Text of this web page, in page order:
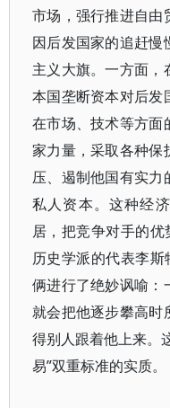
市场，强行推进自由
因后发国家的追赶慢
主义大旗。一方面
本国垄断资本对后发
在市场、技术等方面
家力量，采取各种保
压、遏制他国有实
私人资本。这种经
居，把竞争对手的优
历史学派的代表李斯
俩进行了绝妙讽喻：
就会把他逐步攀高时
得别人跟着他上来。
易”双重标准的实质。